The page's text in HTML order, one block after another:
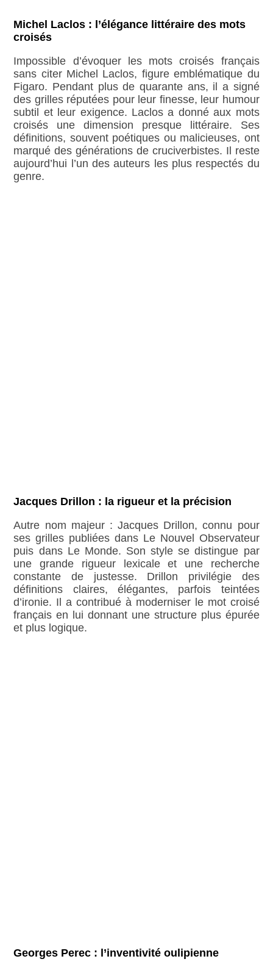
Michel Laclos : l’élégance littéraire des mots
croisés
Impossible d’évoquer les mots croisés français
sans citer Michel Laclos, figure emblématique du
Figaro. Pendant plus de quarante ans, il a signé
des grilles réputées pour leur finesse, leur humour
subtil et leur exigence. Laclos a donné aux mots
croisés une dimension presque littéraire. Ses
définitions, souvent poétiques ou malicieuses, ont
marqué des générations de cruciverbistes. Il reste
aujourd’hui l’un des auteurs les plus respectés du
genre.
Jacques Drillon : la rigueur et la précision
Autre nom majeur : Jacques Drillon, connu pour
ses grilles publiées dans Le Nouvel Observateur
puis dans Le Monde. Son style se distingue par
une grande rigueur lexicale et une recherche
constante de justesse. Drillon privilégie des
définitions claires, élégantes, parfois teintées
d’ironie. Il a contribué à moderniser le mot croisé
français en lui donnant une structure plus épurée
et plus logique.
Georges Perec : l’inventivité oulipienne